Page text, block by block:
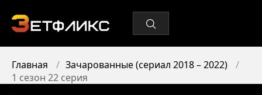
Главная
Зачарованные (сериал 2018 – 2022)
1 сезон 22 серия